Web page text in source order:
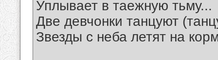
Уплывает в таежную тьму...
Две девчонки танцуют
Звезды с неба летят на